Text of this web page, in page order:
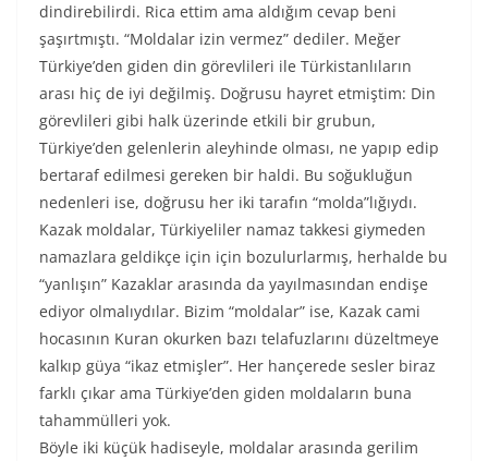
dindirebilirdi. Rica ettim ama aldığım cevap beni
şaşırtmıştı. “Moldalar izin vermez” dediler. Meğer
Türkiye’den giden din görevlileri ile Türkistanlıların
arası hiç de iyi değilmiş. Doğrusu hayret etmiştim: Din
görevlileri gibi halk üzerinde etkili bir grubun,
Türkiye’den gelenlerin aleyhinde olması, ne yapıp edip
bertaraf edilmesi gereken bir haldi. Bu soğukluğun
nedenleri ise, doğrusu her iki tarafın “molda”lığıydı.
Kazak moldalar, Türkiyeliler namaz takkesi giymeden
namazlara geldikçe için için bozulurlarmış, herhalde bu
“yanlışın” Kazaklar arasında da yayılmasından endişe
ediyor olmalıydılar. Bizim “moldalar” ise, Kazak cami
hocasının Kuran okurken bazı telafuzlarını düzeltmeye
kalkıp güya “ikaz etmişler”. Her hançerede sesler biraz
farklı çıkar ama Türkiye’den giden moldaların buna
tahammülleri yok.
Böyle iki küçük hadiseyle, moldalar arasında gerilim